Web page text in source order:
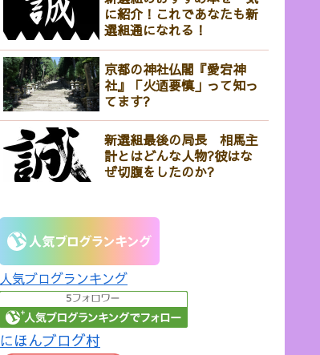
に紹介！これであなたも新
選組通になれる！
京都の神社仏閣『愛宕神
社』「火迺要慎」って知っ
てます?
新選組最後の局長 相馬主
計とはどんな人物?彼はな
ぜ切腹をしたのか?
人気ブログランキング
にほんブログ村